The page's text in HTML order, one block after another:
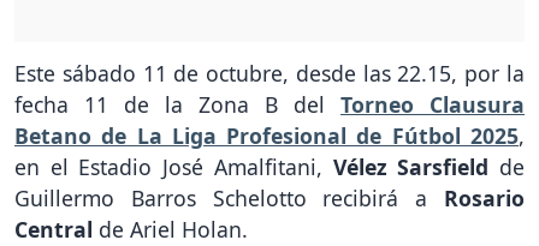
Este sábado 11 de octubre, desde las 22.15, por la
fecha 11 de la Zona B del Torneo Clausura
Betano de La Liga Profesional de Fútbol 2025,
en el Estadio José Amalfitani, Vélez Sarsfield de
Guillermo Barros Schelotto recibirá a Rosario
Central de Ariel Holan.